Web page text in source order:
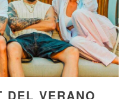
DEL VERANO